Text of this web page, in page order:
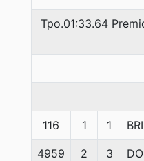
Tpo.01:33.64
116 1 1
4959 2 3